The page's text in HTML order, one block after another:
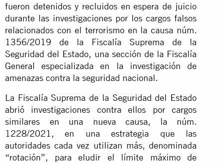
fueron detenidos y recluidos en espera de juicio
durante las investigaciones por los cargos falsos
relacionados con el terrorismo en la causa núm.
1356/2019 de la Fiscalía Suprema de la
Seguridad del Estado, una sección de la Fiscalía
General especializada en la investigación de
amenazas contra la seguridad nacional.
La Fiscalía Suprema de la Seguridad del Estado
abrió investigaciones contra ellos por cargos
similares en una nueva causa, la núm.
1228/2021, en una estrategia que las
autoridades cada vez utilizan más, denominada
“rotación”, para eludir el límite máximo de